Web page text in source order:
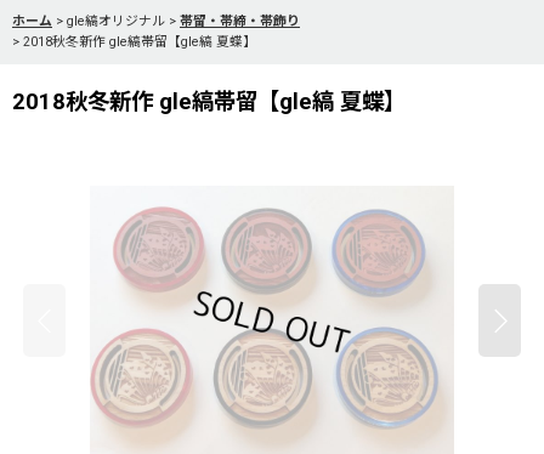
ホーム > gle縞オリジナル > 帯留・帯締・帯飾り
> 2018秋冬新作 gle縞帯留【gle縞 夏蝶】
2018秋冬新作 gle縞帯留【gle縞 夏蝶】